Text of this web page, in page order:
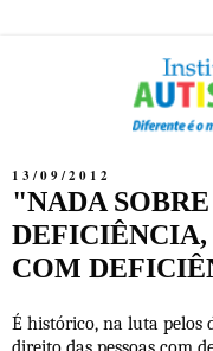
13/09/2012
"NADA
DEFICIÊNCIA,
COM
É histórico, na luta pelos